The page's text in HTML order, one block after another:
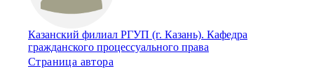
Казанский филиал РГУП (г. Казань). Кафедра
гражданского процессуального права
Страница автора